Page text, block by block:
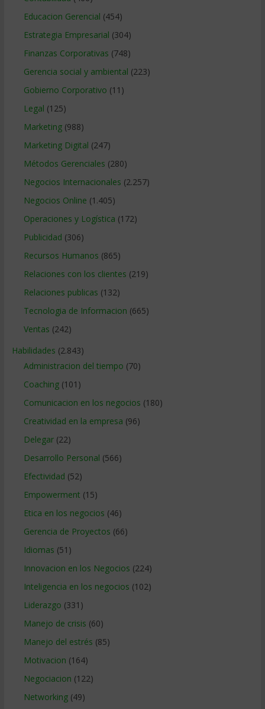
Educacion Gerencial (454)
Estrategia Empresarial (304)
Finanzas Corporativas (748)
Gerencia social y ambiental (223)
Gobierno Corporativo (11)
Legal (125)
Marketing(988)
Marketing Digital (247)
Métodos Gerenciales (280)
Negocios Internacionales (2.257)
Negocios Online (1.405)
Operaciones y Logística (172)
Publicidad (306)
Recursos Humanos (865)
Relaciones con los clientes (219)
Relaciones publicas (132)
Tecnologia de Informacion (665)
Ventas (242)
Habilidades (2.843)
Administracion del tiempo (70)
Coaching(101)
Comunicacion en los negocios (180)
Creatividad en la empresa (96)
Delegar(22)
Desarrollo Personal (566)
Efectividad (52)
Empowerment (15)
Etica en los negocios (46)
Gerencia de Proyectos (66)
Idiomas (51)
Innovacion en los Negocios (224)
Inteligencia en los negocios (102)
Liderazgo (331)
Manejo de crisis (60)
Manejo del estrés (85)
Motivacion (164)
Negociacion (122)
Networking(49)